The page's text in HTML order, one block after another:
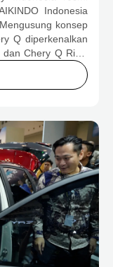
Indonesia
konsep
Q diperkenalkan
Chery Q Rizz,
mobilitas serta